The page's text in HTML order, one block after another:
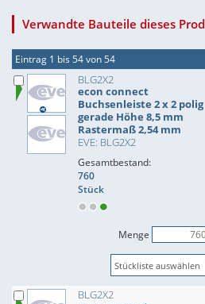
Verwandte Bauteile dieses
Eintrag 1 bis 54 von 54
BLG2X2
econ connect
Buchsenleiste 2 x 2 polig
gerade Höhe 8,5 mm
Rastermaß 2,54 mm
EVE: BLG2X2
Gesamtbestand:
760
Stück
Menge
BLG2X2